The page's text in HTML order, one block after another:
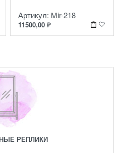
Артикул: Mir-218
11500,00 ₽
РЕПЛИКИ